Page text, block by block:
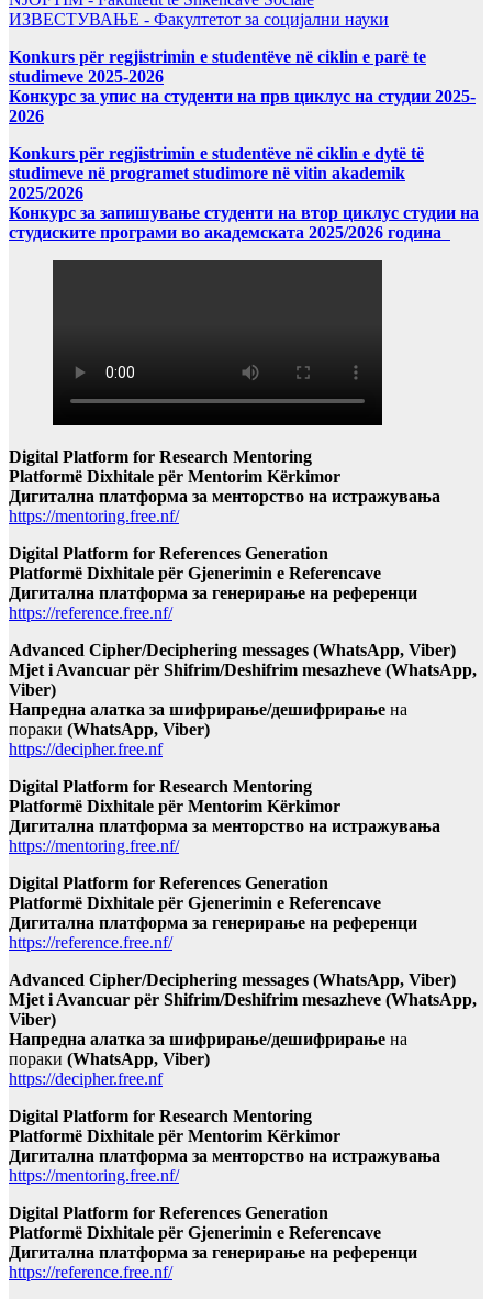
ИЗВЕСТУВАЊЕ - Факултетот за социјални науки
Konkurs për regjistrimin e studentëve në ciklin e parë te
studimeve 2025-2026
Конкурс за упис на студенти на прв циклус на студии 2025-
2026
Konkurs për regjistrimin e studentëve në ciklin e dytë të
studimeve në programet studimore në vitin akademik
2025/2026
Конкурс за запишување студенти на втор циклус студии на
студиските програми во академската 2025/2026 година
Digital Platform for Research Mentoring
Platformë Dixhitale për Mentorim Kërkimor
Дигитална платформа за менторство на истражувања
https://mentoring.free.nf/
Digital Platform for References Generation
Platformë Dixhitale për Gjenerimin e Referencave
Дигитална платформа за генерирање на референци
https://reference.free.nf/
Advanced Cipher/Deciphering messages (WhatsApp, Viber)
Mjet i Avancuar për Shifrim/Deshifrim mesazheve (WhatsApp,
Viber)
Напредна алатка за шифрирање/дешифрирање на
пораки (WhatsApp, Viber)
https://decipher.free.nf
Digital Platform for Research Mentoring
Platformë Dixhitale për Mentorim Kërkimor
Дигитална платформа за менторство на истражувања
https://mentoring.free.nf/
Digital Platform for References Generation
Platformë Dixhitale për Gjenerimin e Referencave
Дигитална платформа за генерирање на референци
https://reference.free.nf/
Advanced Cipher/Deciphering messages (WhatsApp, Viber)
Mjet i Avancuar për Shifrim/Deshifrim mesazheve (WhatsApp,
Viber)
Напредна алатка за шифрирање/дешифрирање на
пораки (WhatsApp, Viber)
https://decipher.free.nf
Digital Platform for Research Mentoring
Platformë Dixhitale për Mentorim Kërkimor
Дигитална платформа за менторство на истражувања
https://mentoring.free.nf/
Digital Platform for References Generation
Platformë Dixhitale për Gjenerimin e Referencave
Дигитална платформа за генерирање на референци
https://reference.free.nf/